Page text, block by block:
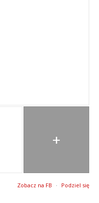
+
Zobacz na FB · Podziel się